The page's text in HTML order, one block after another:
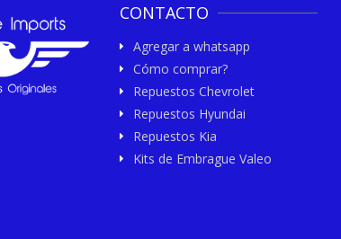
CONTACTO
Agregar a whatsapp
Cómo comprar?
Repuestos Chevrolet
Repuestos Hyundai
Repuestos Kia
Kits de Embrague Valeo